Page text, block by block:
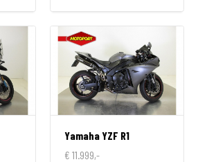
YamahaYZF R1
€ 11.999,-